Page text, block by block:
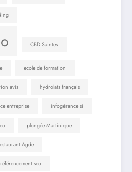
CBD Saintes
ecole de formation
avis hydrolats français
entreprise infogérance si
plongée Martinique
Agde
référencement seo